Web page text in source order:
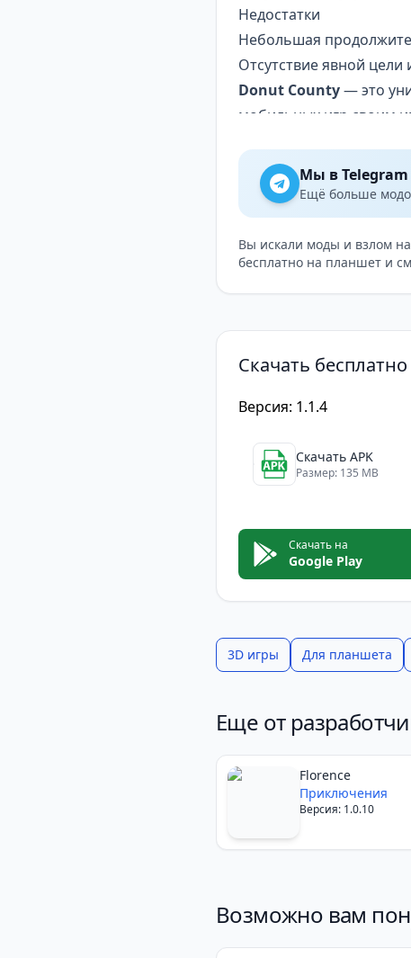
Недостатки
Небольшая
Отсутствие явной
Donut County— это
мобильных игр своим
Однако, некоторым
явной цели. В целом,
и интересное в мире
Мы в Telegram
Ещё больше
Вы искали моды и взлом на
бесплатно на планшет и
Скачать
Версия: 1.1.4
Скачать APK
Размер: 135 MB
Скачать на
Google Play
3D игры Для планшета
Еще от
Florence
Приключения
Версия: 1.0.10
Возможно вам